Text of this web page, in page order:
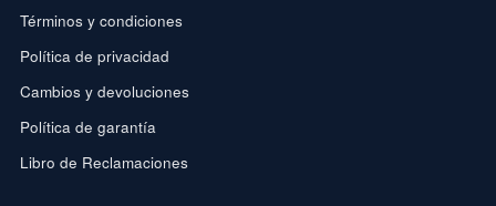
Términos y condiciones
Política de privacidad
Cambios y devoluciones
Política de garantía
Libro de Reclamaciones